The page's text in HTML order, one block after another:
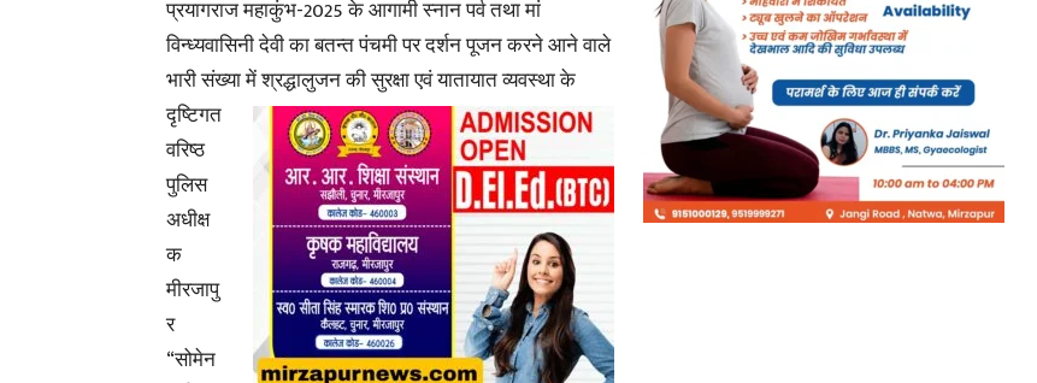
Today
Hindi
प्रयागराज महाकुंभ-2025 के आगामी स्नान पर्व तथा मां
विन्ध्यवासिनी देवी का बतन्त पंचमी पर दर्शन पूजन करने आने वाले
भारी संख्या में श्रद्धालुजन की सुरक्षा एवं यातायात व्यवस्थाके
दृष्टिगत
वरिष्ठ
पुलिस
अधीक्ष
क
मीरजापु
र
“सोमेन